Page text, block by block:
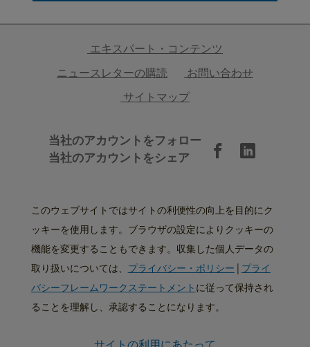
エキスパート・コンテンツ
ニュースレターの購読
お問い合わせ
サイトマップ
当社のアカウントをフォロー
当社のアカウントをシェア
このウェブサイトではサイトの利便性の向上を目的にク
ッキーを使用します。ブラウザの設定によりクッキーの
機能を変更することもできます。収集した個人データの
取り扱いについては、 プライバシー・ポリシー | プライ
バシーフレームワークステートメント に従って保持され
ることを理解し、承認することになります。
サイトの利用にあたって